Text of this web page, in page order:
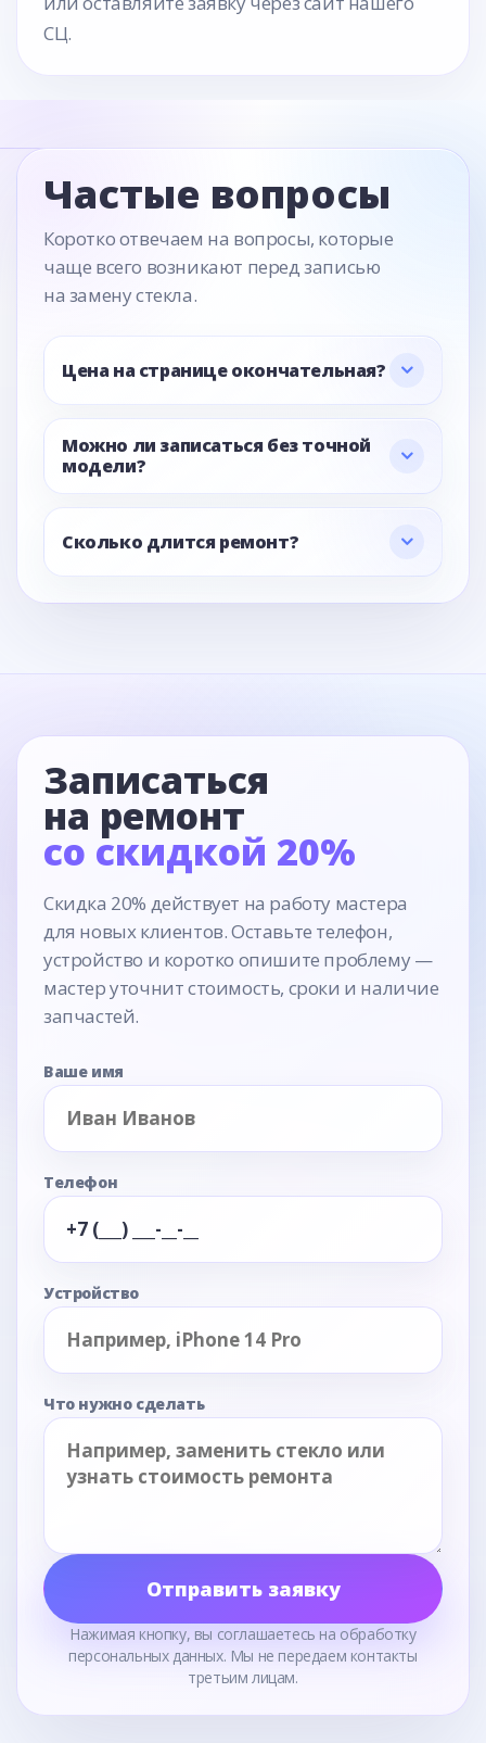
СЦ.
Частые вопросы
Коротко отвечаем на вопросы, которые
чаще всего возникают перед записью
на замену стекла.
Цена на странице окончательная?
Можно ли записаться без точной
модели?
Сколько длится ремонт?
Записаться
на ремонт
со скидкой 20%
Скидка 20% действует на работу мастера
для новых клиентов. Оставьте телефон,
устройство и коротко опишите проблему —
мастер уточнит стоимость, сроки и наличие
запчастей.
Ваше имя
Телефон
Устройство
Что нужно сделать
Отправить заявку
Нажимая кнопку, вы соглашаетесь на обработку
персональных данных. Мы не передаем контакты
третьим лицам.